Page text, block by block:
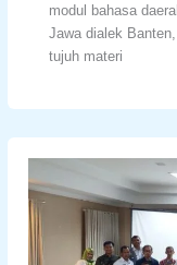
modul bahasa
Jawa dialek
tujuh materi